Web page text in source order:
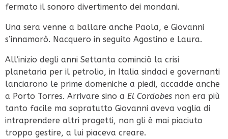
fermato il sonoro divertimento dei mondani.
Una sera venne a ballare anche Paola, e Giovanni
s’innamorò. Nacquero in seguito Agostino e Laura.
All’inizio degli anni Settanta cominciò la crisi
planetaria per il petrolio, in Italia sindaci e governanti
lanciarono le prime domeniche a piedi, accadde anche
a Porto Torres. Arrivare sino a El Cordobes non era più
tanto facile ma sopratutto Giovanni aveva voglia di
intraprendere altri progetti, non gli è mai piaciuto
troppo gestire, a lui piaceva creare.